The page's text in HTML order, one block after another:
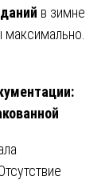
в зимне